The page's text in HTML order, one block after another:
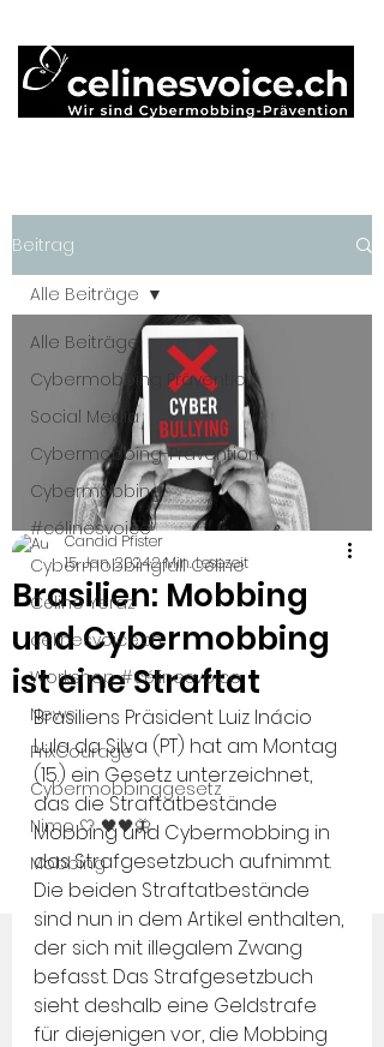
Beitrag
Alle Beiträge
Cybermobbing Prävention
Social Media
Cybermobbing-Prävention
Cybermobbing
#célinesvoice
Cybermobbingfall Céline
Céline Yeraz
celinesvoice.ch
Workshop #célinesvoice
News
PrixCourage
Cybermobbinggesetz
Nimo 🤍 🖤🖤🦋
Mobbing
Alle Beiträge
Brasilien: Mobbing
und Cybermobbing
ist eine Straftat
Candid Pfister
15. Jan. 20242 Min. Lesezeit
Brasiliens Präsident Luiz Inácio
Lula da Silva (PT) hat am Montag
(15.) ein Gesetz unterzeichnet,
das die Straftatbestände
Mobbing und Cybermobbing in
das Strafgesetzbuch aufnimmt.
Die beiden Straftatbestände
sind nun in dem Artikel enthalten,
der sich mit illegalem Zwang
befasst. Das Strafgesetzbuch
sieht deshalb eine Geldstrafe
für diejenigen vor, die Mobbing